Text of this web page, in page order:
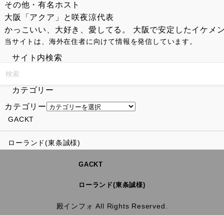
その他・有名ホスト
大阪「アクア」と咲夜涼代表
かっこいい、大好き、愛してる。 大阪で安定したイケメ
当サイトは、海外在住者に向けて情報を発信しています。
サイト内検索
カテゴリー
カテゴリー
GACKT
ローランド(東条誠様)
GACKT
ローランド(東条誠様)
殿インフォ All Rights Reserved.